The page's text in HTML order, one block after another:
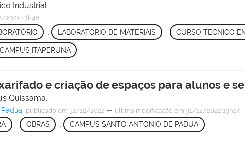
Industrial
13h48
, LABORATÓRIO DE MATERIAIS , CURSO TÉCNICO
CAMPUS ITAPERUNA
e criação de espaços para alunos e
Quissamã.
publicado em 31/12/2022 — última modificação em 31/12/2022 13h14
, OBRAS , CAMPUS SANTO ANTONIO DE PÁDUA